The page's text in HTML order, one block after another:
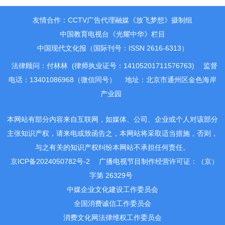
报国”之深圳东坡文化行活动正式开启
友情合作：CCTV广告代理融媒《放飞梦想》摄制组
中国教育电视台《光耀中华》栏目
中国现代文化报（国际刊号：ISSN 2616-6313）
法律顾问：付林林 (律师执业证号：14105201711576763)
监督
电话：13401086968（微信同号）
地址：北京市通州区金色海岸
产业园
本网站有部分内容来自互联网，如媒体、公司、企业或个人对该部分
主张知识产权，请来电或致函告之，本网站将采取适当措施，否则，
与之有关的知识产权纠纷本网站不承担任何责任。
京ICP备2024050782号-2
广播电视节目制作经营许可证：（京）
字第 26329号
中媒企业文化建设工作委员会
全国消费诚信工作委员会
消费文化网法律维权工作委员会